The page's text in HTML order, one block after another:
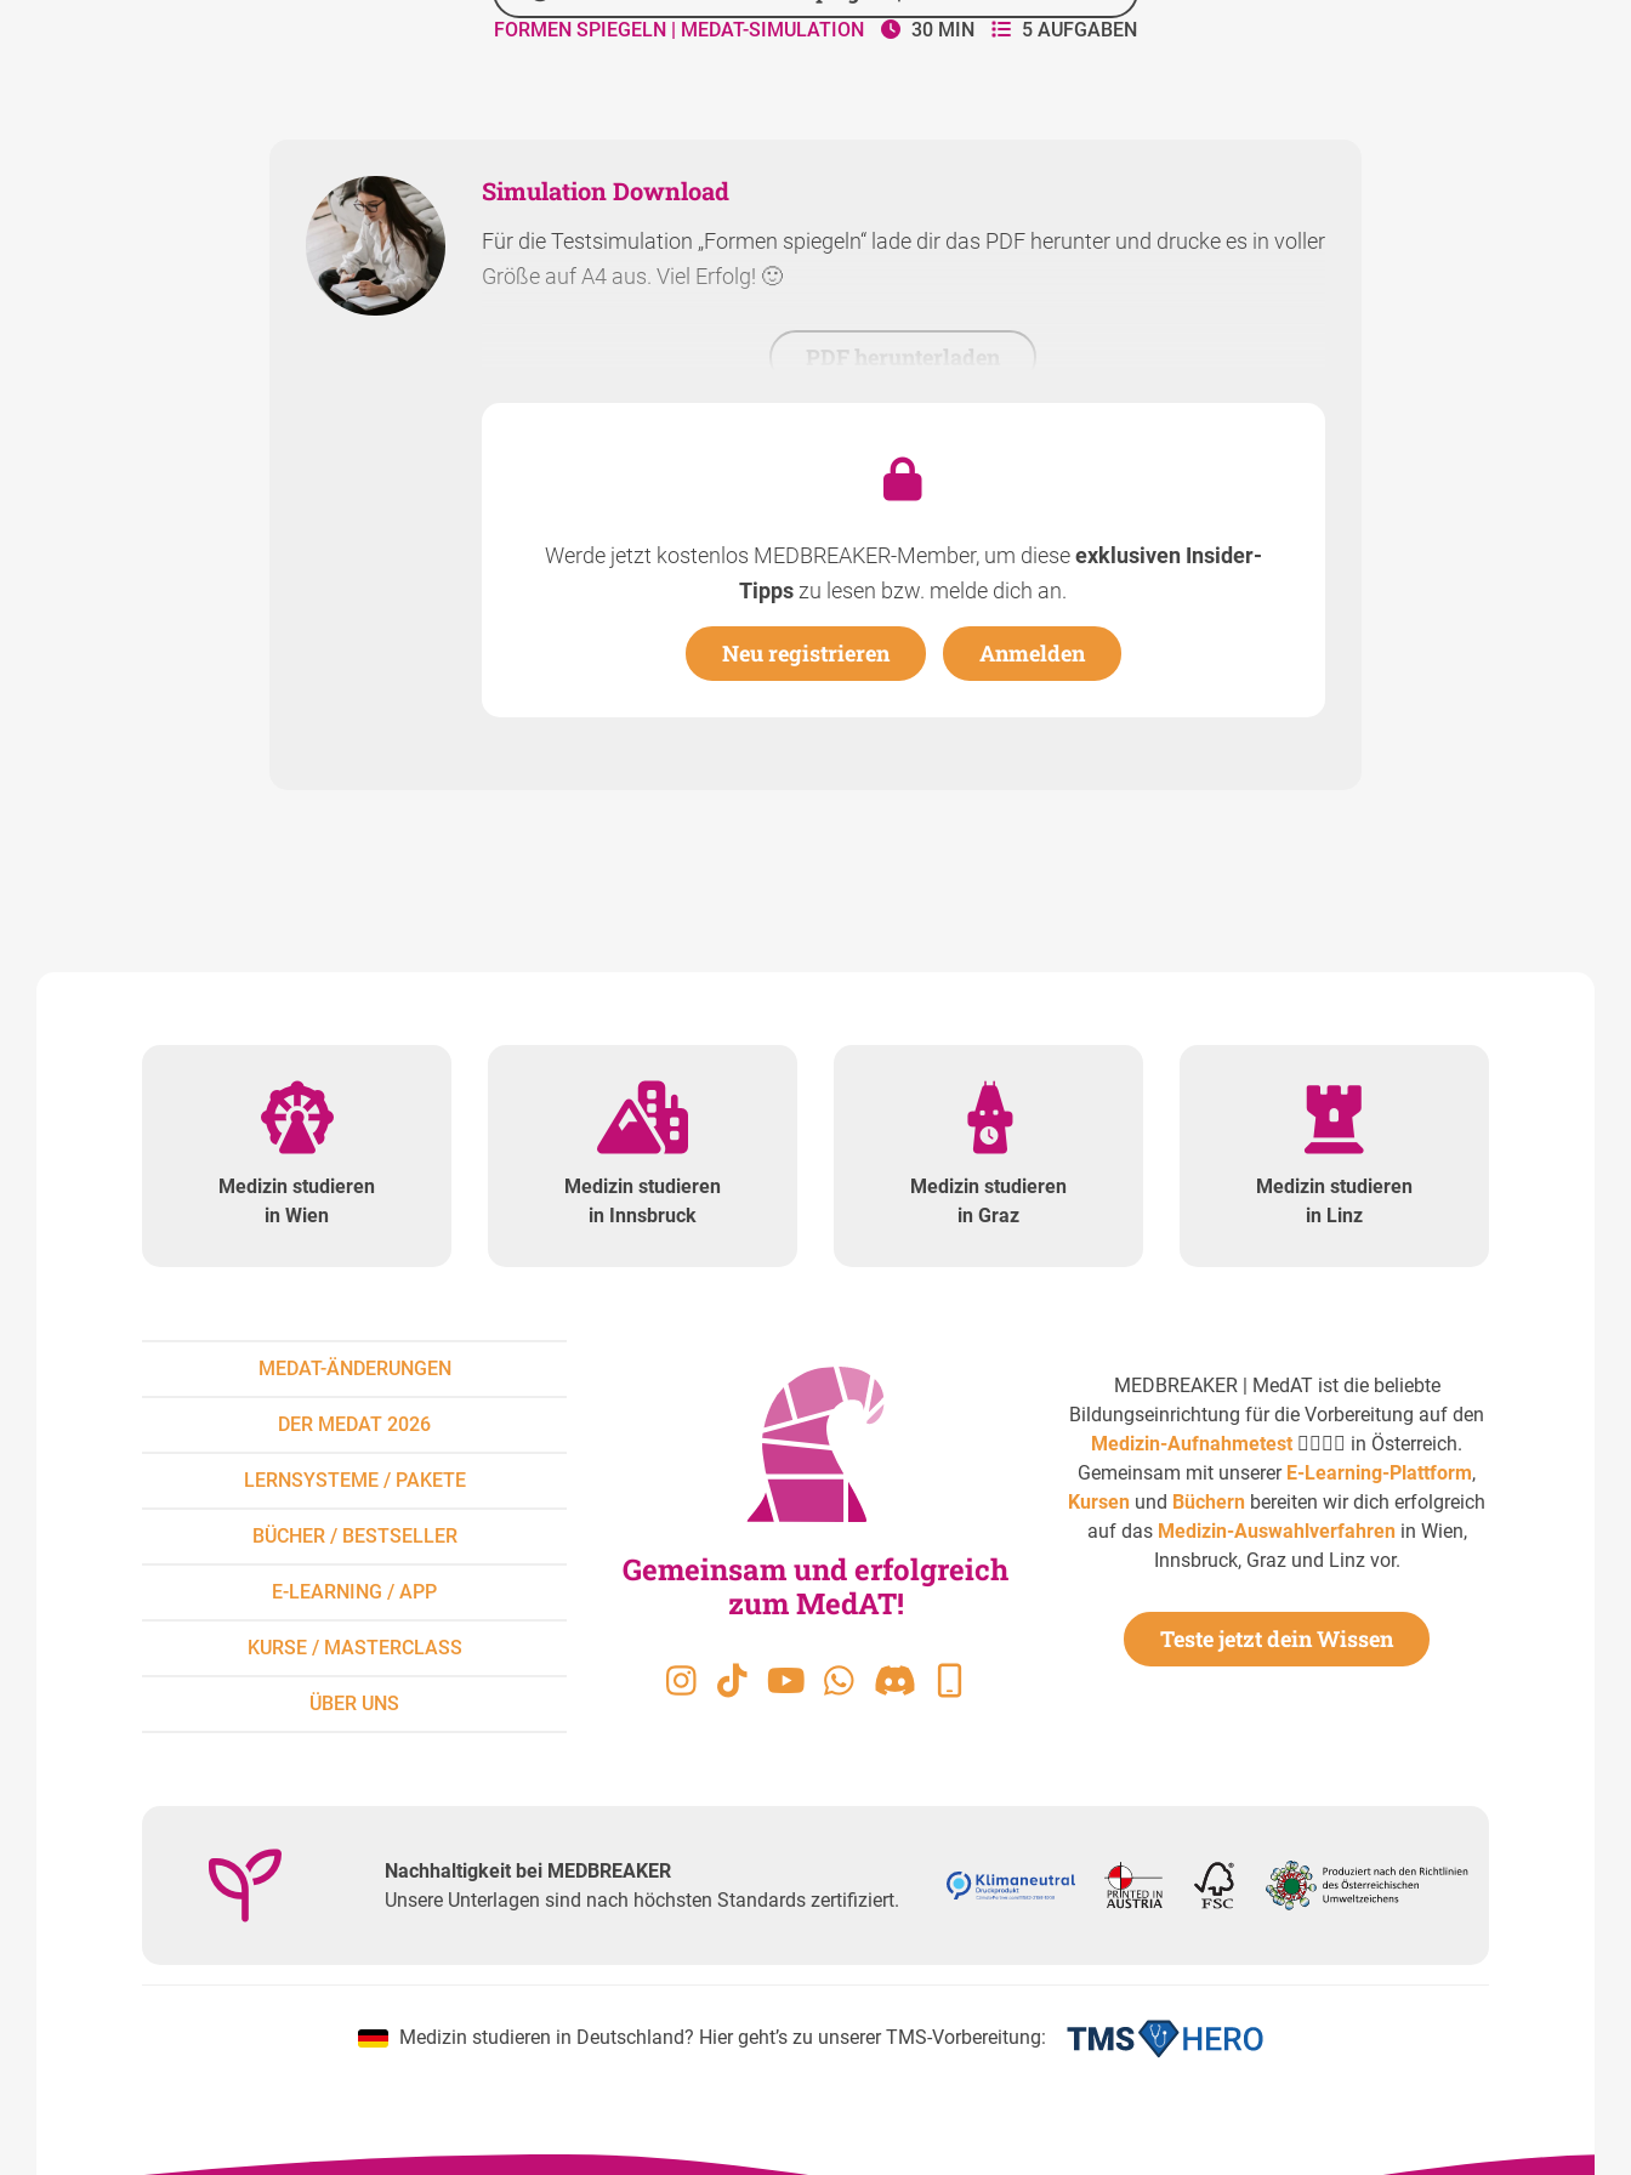
FORMEN SPIEGELN | MEDAT-SIMULATION 30 MIN 5 AUFGABEN
Simulation Download
Für die Testsimulation „Formen spiegeln“ lade dir das PDF herunter und drucke es in voller
Größe auf A4 aus. Viel Erfolg! 🙂
PDF herunterladen
Werde jetzt kostenlos MEDBREAKER-Member, um dieseexklusiven Insider-
Tipps zu lesen bzw. melde dich an.
Neu registrieren Anmelden
Medizin studieren
in Wien
Medizin studieren
in Innsbruck
Medizin studieren
in Graz
Medizin studieren
in Linz
Gemeinsam und erfolgreich
zum MedAT!
MEDAT-ÄNDERUNGEN
DER MEDAT 2026
LERNSYSTEME / PAKETE
BÜCHER / BESTSELLER
E-LEARNING / APP
KURSE / MASTERCLASS
ÜBER UNS
MEDBREAKER | MedAT ist die beliebte
Bildungseinrichtung für die Vorbereitung auf den
Medizin-Aufnahmetest 👩‍⚕️👨‍⚕️ in Österreich.
Gemeinsam mit unserer E-Learning-Plattform,
Kursen und Büchern bereiten wir dich erfolgreich
auf das Medizin-Auswahlverfahrenin Wien,
Innsbruck, Graz und Linz vor.
Teste jetzt dein Wissen
Nachhaltigkeit bei MEDBREAKER
Unsere Unterlagen sind nach höchsten Standards zertifiziert.
Medizin studieren in Deutschland? Hier geht’s zu unserer TMS-Vorbereitung: